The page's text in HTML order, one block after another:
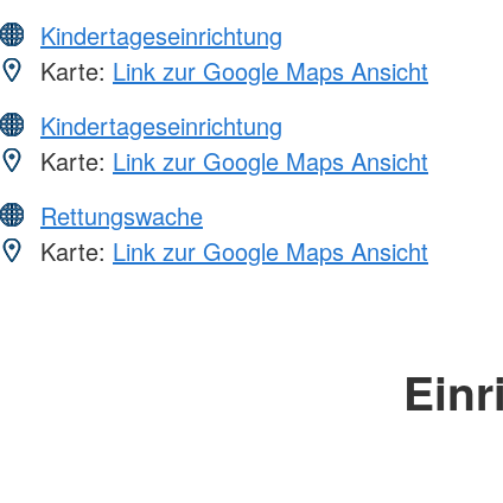
Kindertageseinrichtung
Karte: Link zur Google Maps Ansicht
Kindertageseinrichtung
Karte: Link zur Google Maps Ansicht
Rettungswache
Karte: Link zur Google Maps Ansicht